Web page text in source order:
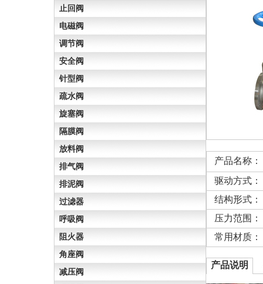
止回阀
电磁阀
调节阀
安全阀
针型阀
疏水阀
旋塞阀
隔膜阀
放料阀
排气阀
排泥阀
过滤器
呼吸阀
阻火器
角座阀
减压阀
产品名称：
驱动方式：
结构形式：
压力范围：
常用材质：
产品说明